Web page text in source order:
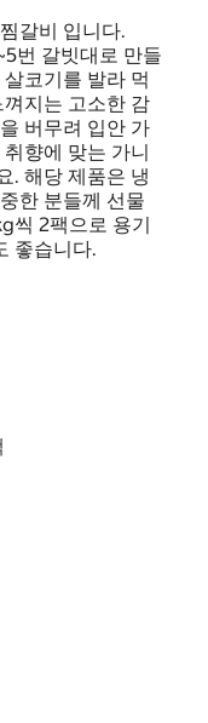
갈비 입니다.
번 갈빗대로 만들
코기를 발라 먹
지는 고소한 감
버무려 입안 가
향에 맞는 가니
. 해당 제품은 냉
한 분들께 선물
씩 2팩으로 용기
좋습니다.